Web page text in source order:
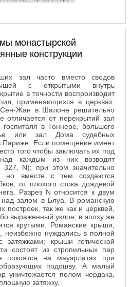
монастырской
конструкции
зал часто вместо сводов
с открытыми внутрь
в точности воспроизводит
применяющихся в церквах:
Жан в Шалоне решительно
отличается от перекрытий зал
госпиталя в Тоннере, большого
или зал Дома судебных
Париже. Если помещение имеет
того чтобы заключать их под
каждым из них возводят
N); при этом значительно
но вместе с тем создаются
от плохого стока дождевой
Разрез N относится к двум
залом в Блуа. В романскую
построек, так же как и церквей,
выраженный уклон; в эпоху же
крутыми. Романские крыши,
неизбежно нуждались в полной
затяжками; крыши готической
состоят из стропильных пар
покоятся на мауэрлатах при
образующих подошву. А малый
уничтожается полом чердака,
затяжку.